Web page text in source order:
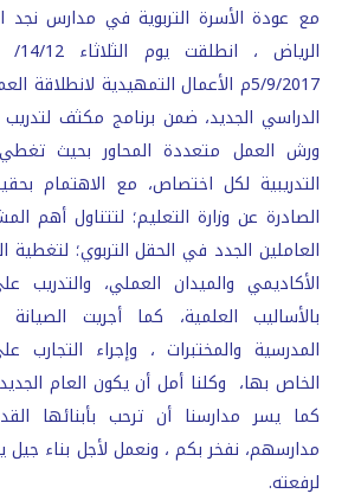
مع عودة الأسرة التربوية في مدارس نجد
5/9/2017م الأعمال التمهيدية لانطلاقة
الدراسي الجديد، ضمن برنامج مكثف لتدريب
ورش العمل متعددة المحاور بحيث تغطي
التدريبية لكل اختصاص، مع الاهتمام
الصادرة عن وزارة التعليم؛ لتتناول أهم
العاملين الجدد في الحقل التربوي؛ لتغطية
الأكاديمي والميدان العملي،
بالأساليب العلمية، كما أجريت الصيانة
المدرسية والمختبرات ، وإجراء التجارب
الخاص بها، وكلنا أمل أن يكون العام
كما يسر مدارسنا أن ترحب بأبنائها
مدارسهم، نفخر بكم ، ونعمل لأجل بناء جيل
لرفعته.